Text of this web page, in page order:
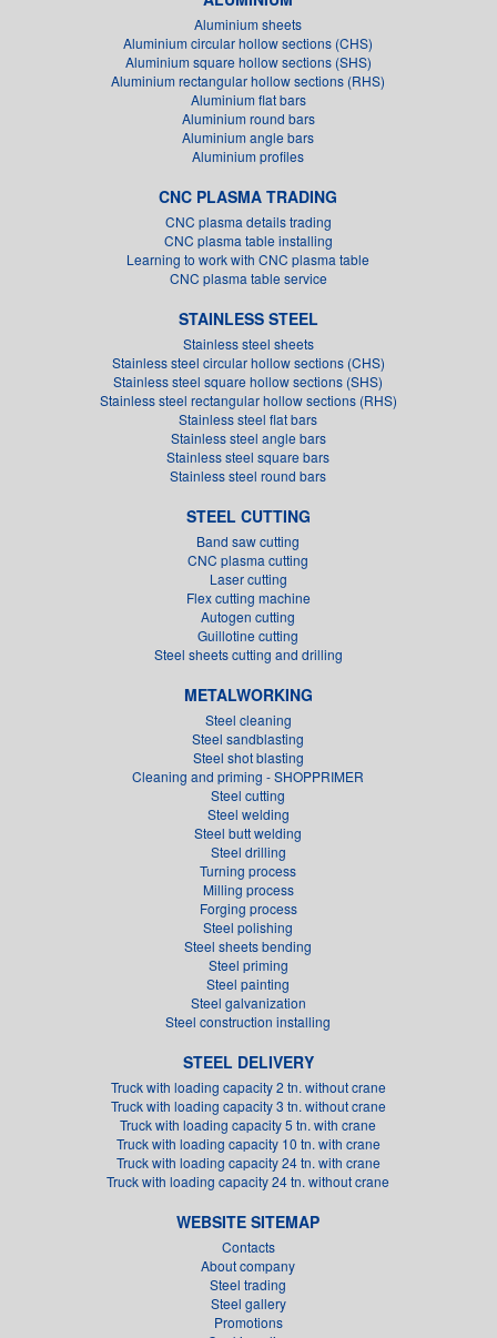
Aluminium sheets
Aluminium circular hollow sections (CHS)
Aluminium square hollow sections (SHS)
Aluminium rectangular hollow sections (RHS)
Aluminium flat bars
Aluminium round bars
Aluminium angle bars
Aluminium profiles
CNC PLASMA TRADING
CNC plasma details trading
CNC plasma table installing
Learning to work with CNC plasma table
CNC plasma table service
STAINLESS STEEL
Stainless steel sheets
Stainless steel circular hollow sections (CHS)
Stainless steel square hollow sections (SHS)
Stainless steel rectangular hollow sections (RHS)
Stainless steel flat bars
Stainless steel angle bars
Stainless steel square bars
Stainless steel round bars
STEEL CUTTING
Band saw cutting
CNC plasma cutting
Laser cutting
Flex cutting machine
Autogen cutting
Guillotine cutting
Steel sheets cutting and drilling
METALWORKING
Steel cleaning
Steel sandblasting
Steel shot blasting
Cleaning and priming - SHOPPRIMER
Steel cutting
Steel welding
Steel butt welding
Steel drilling
Turning process
Milling process
Forging process
Steel polishing
Steel sheets bending
Steel priming
Steel painting
Steel galvanization
Steel construction installing
STEEL DELIVERY
Truck with loading capacity 2 tn. without crane
Truck with loading capacity 3 tn. without crane
Truck with loading capacity 5 tn. with crane
Truck with loading capacity 10 tn. with crane
Truck with loading capacity 24 tn. with crane
Truck with loading capacity 24 tn. without crane
WEBSITE SITEMAP
Contacts
About company
Steel trading
Steel gallery
Promotions